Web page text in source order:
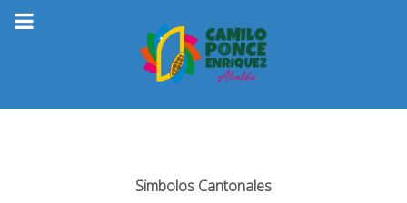
Simbolos Cantonales